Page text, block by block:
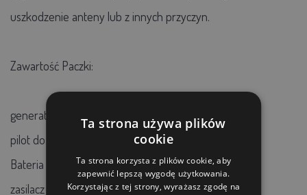
uszkodzenie anteny lub z innych przyczyn.
Zawartość Paczki:
generator ogrodzenia
pilot do generatora
Bateria CR2
zasilacz fencee DUO 14 V 1,5 m
Ta strona używa plików
cookie
Ta strona korzysta z plików cookie, aby
zapewnić lepszą wygodę użytkowania.
Korzystając z tej strony, wyrażasz zgodę na